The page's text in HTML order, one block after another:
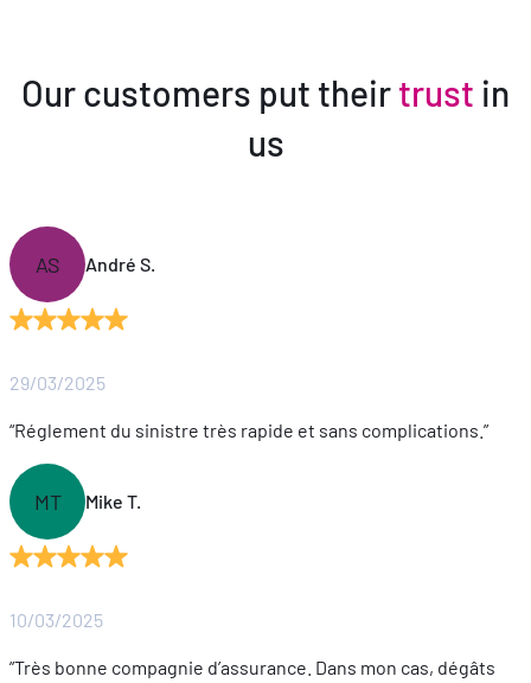
Our customers put theirtrust in
us
AS André S.
29/03/2025
“Réglement du sinistre très rapide et sans complications.”
MT Mike T.
10/03/2025
”Très bonne compagnie d’assurance. Dans mon cas, dégâts